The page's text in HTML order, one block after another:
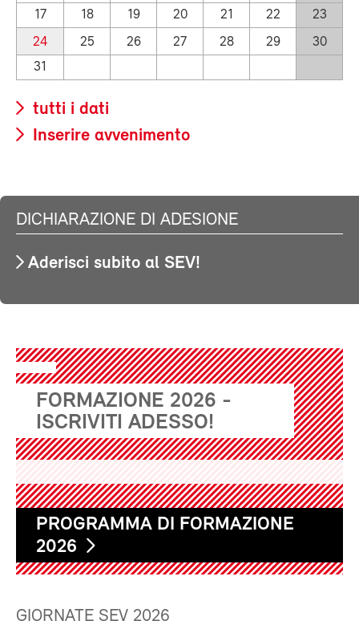
17
18 19 20 21 22
23
24
25 26 27 28 29
30
31
tutti i dati
Inserire avvenimento
DICHIARAZIONE DI ADESIONE
Aderisci subito al SEV!
FORMAZIONE 2026 -
ISCRIVITI ADESSO!
PROGRAMMA DI FORMAZIONE
2026
GIORNATE SEV 2026